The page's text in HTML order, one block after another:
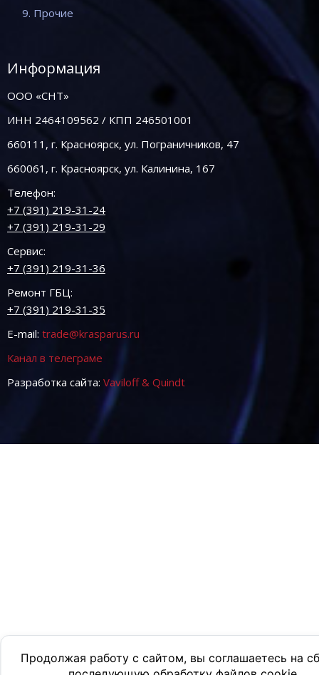
Продолжая работу с сайтом, вы соглашаетесь на
9. Прочие
Информация
ООО «СНТ»
ИНН 2464109562 / КПП 246501001
660111, г. Красноярск, ул. Пограничников, 47
660061, г. Красноярск, ул. Калинина, 167
Телефон:
+7 (391) 219-31-24
+7 (391) 219-31-29
Сервис:
+7 (391) 219-31-36
Ремонт ГБЦ:
+7 (391) 219-31-35
E-mail: trade@krasparus.ru
Канал в телеграме
Разработка сайта: Vaviloff & Quindt